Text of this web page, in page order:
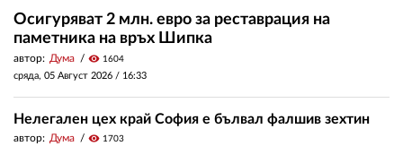
Осигуряват 2 млн. евро за реставрация на
паметника на връх Шипка
автор: Дума visibility 1604
сряда, 05 Август 2026 / 16:33
Нелегален цех край София е бълвал фалшив зехтин
автор: Дума visibility 1703